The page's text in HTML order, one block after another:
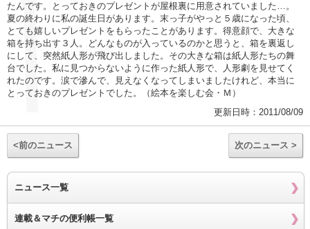
たんです。とっておきのプレゼントが屋根裏に用意されていました…。
夏の終わりに私の誕生日があります。末っ子がやっと５歳になった頃、
とても嬉しいプレゼントをもらったことがあります。得意顔で、大きな
箱を持ち出す３人。どんなものが入っているのかと思うと、箱を裏返し
にして、突然紙人形が飛び出しました。その大きな箱は紙人形たちの舞
台でした。私に見つからないように作った紙人形で、人形劇を見せてく
れたのです。涙で滲んで、見えなくなってしまいましたけれど、本当に
とっておきのプレゼントでした。（絵本を楽しむ会・Ｍ）
更新日時：2011/08/09
<前のニュース 次のニュース >
ニュース一覧
連載＆マチの便利帳一覧